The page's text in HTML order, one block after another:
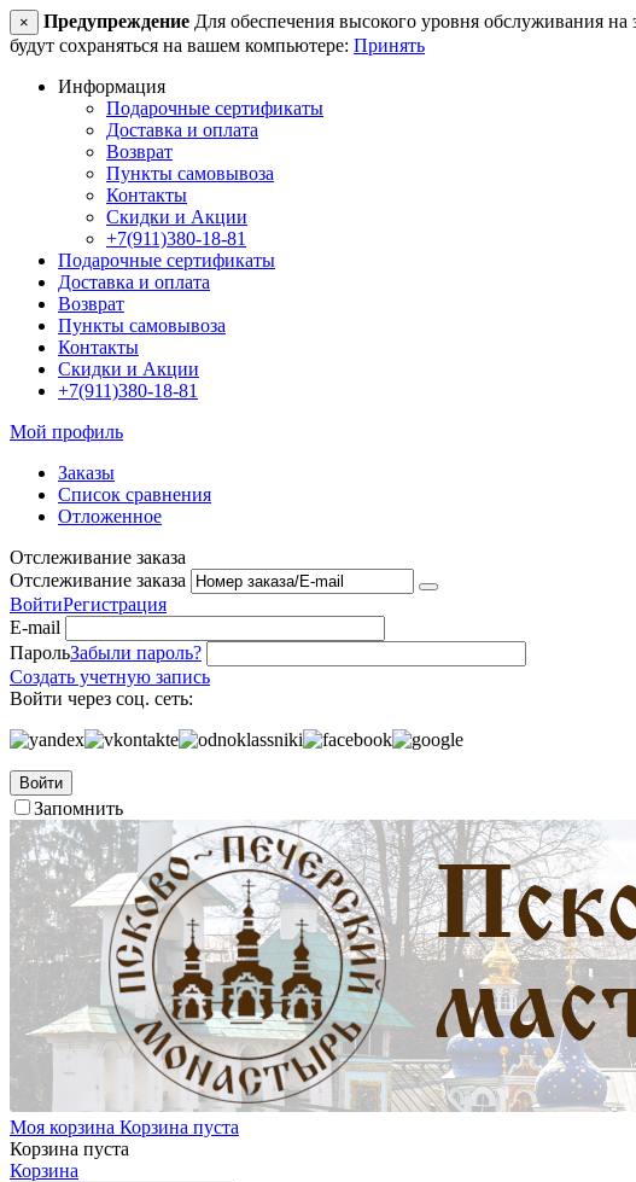
× Предупреждение Для обеспечения высокого уровня обслуживания
будут сохраняться на вашем компьютере: Принять
Информация
Подарочные сертификаты
Доставка и оплата
Возврат
Пункты самовывоза
Контакты
Скидки и Акции
+7(911)380-18-81
Подарочные сертификаты
Доставка и оплата
Возврат
Пункты самовывоза
Контакты
Скидки и Акции
+7(911)380-18-81
Мой профиль
Заказы
Список сравнения
Отложенное
Отслеживание заказа
Отслеживание заказа
ВойтиРегистрация
E-mail
ПарольЗабыли пароль?
Создать учетную запись
Войти через соц. сеть:
Войти
Запомнить
Моя корзина Корзина пуста
Корзина пуста
Корзина